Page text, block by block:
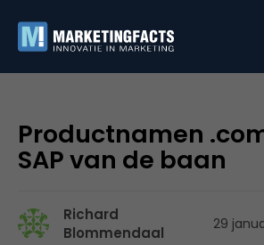
Productnamen
SAP van de baan
Richard
Blommendaal
29